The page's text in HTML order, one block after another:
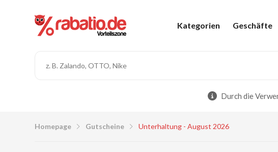
Kategorien Geschäfte
Durch die
Homepage Gutscheine Unterhaltung - August 2026